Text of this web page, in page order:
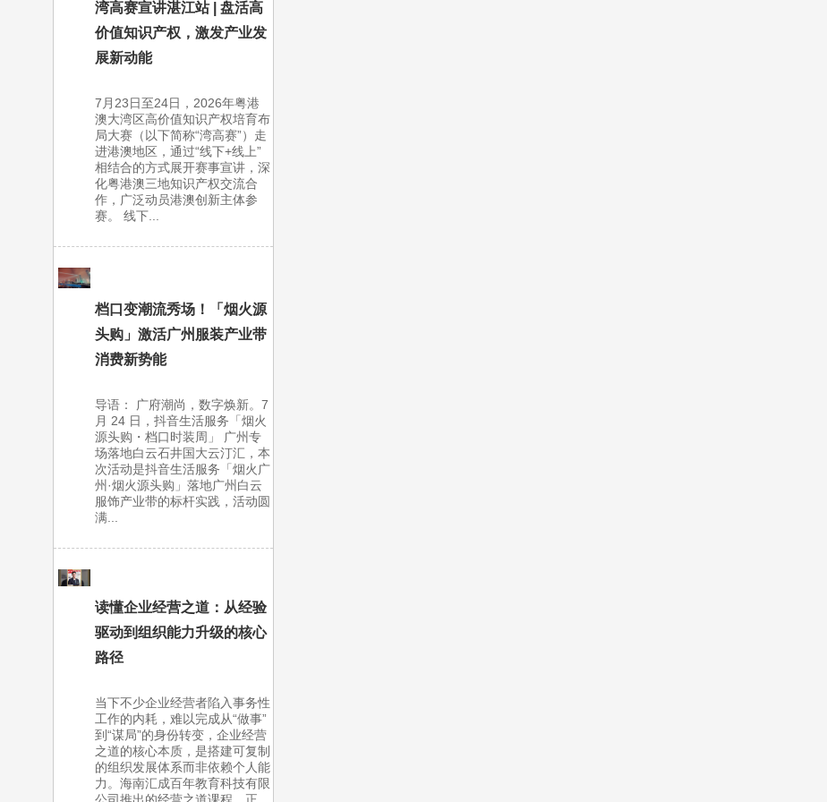
湾高赛宣讲湛江站 | 盘活高
价值知识产权，激发产业发
展新动能
7月23日至24日，2026年粤港
澳大湾区高价值知识产权培育布
局大赛（以下简称“湾高赛”）走
进港澳地区，通过“线下+线上”
相结合的方式展开赛事宣讲，深
化粤港澳三地知识产权交流合
作，广泛动员港澳创新主体参
赛。 线下...
档口变潮流秀场！「烟火源
头购」激活广州服装产业带
消费新势能
导语： 广府潮尚，数字焕新。7
月 24 日，抖音生活服务「烟火
源头购・档口时装周」 广州专
场落地白云石井国大云汀汇，本
次活动是抖音生活服务「烟火广
州·烟火源头购」落地广州白云
服饰产业带的标杆实践，活动圆
满...
读懂企业经营之道：从经验
驱动到组织能力升级的核心
路径
当下不少企业经营者陷入事务性
工作的内耗，难以完成从“做事”
到“谋局”的身份转变，企业经营
之道的核心本质，是搭建可复制
的组织发展体系而非依赖个人能
力。海南汇成百年教育科技有限